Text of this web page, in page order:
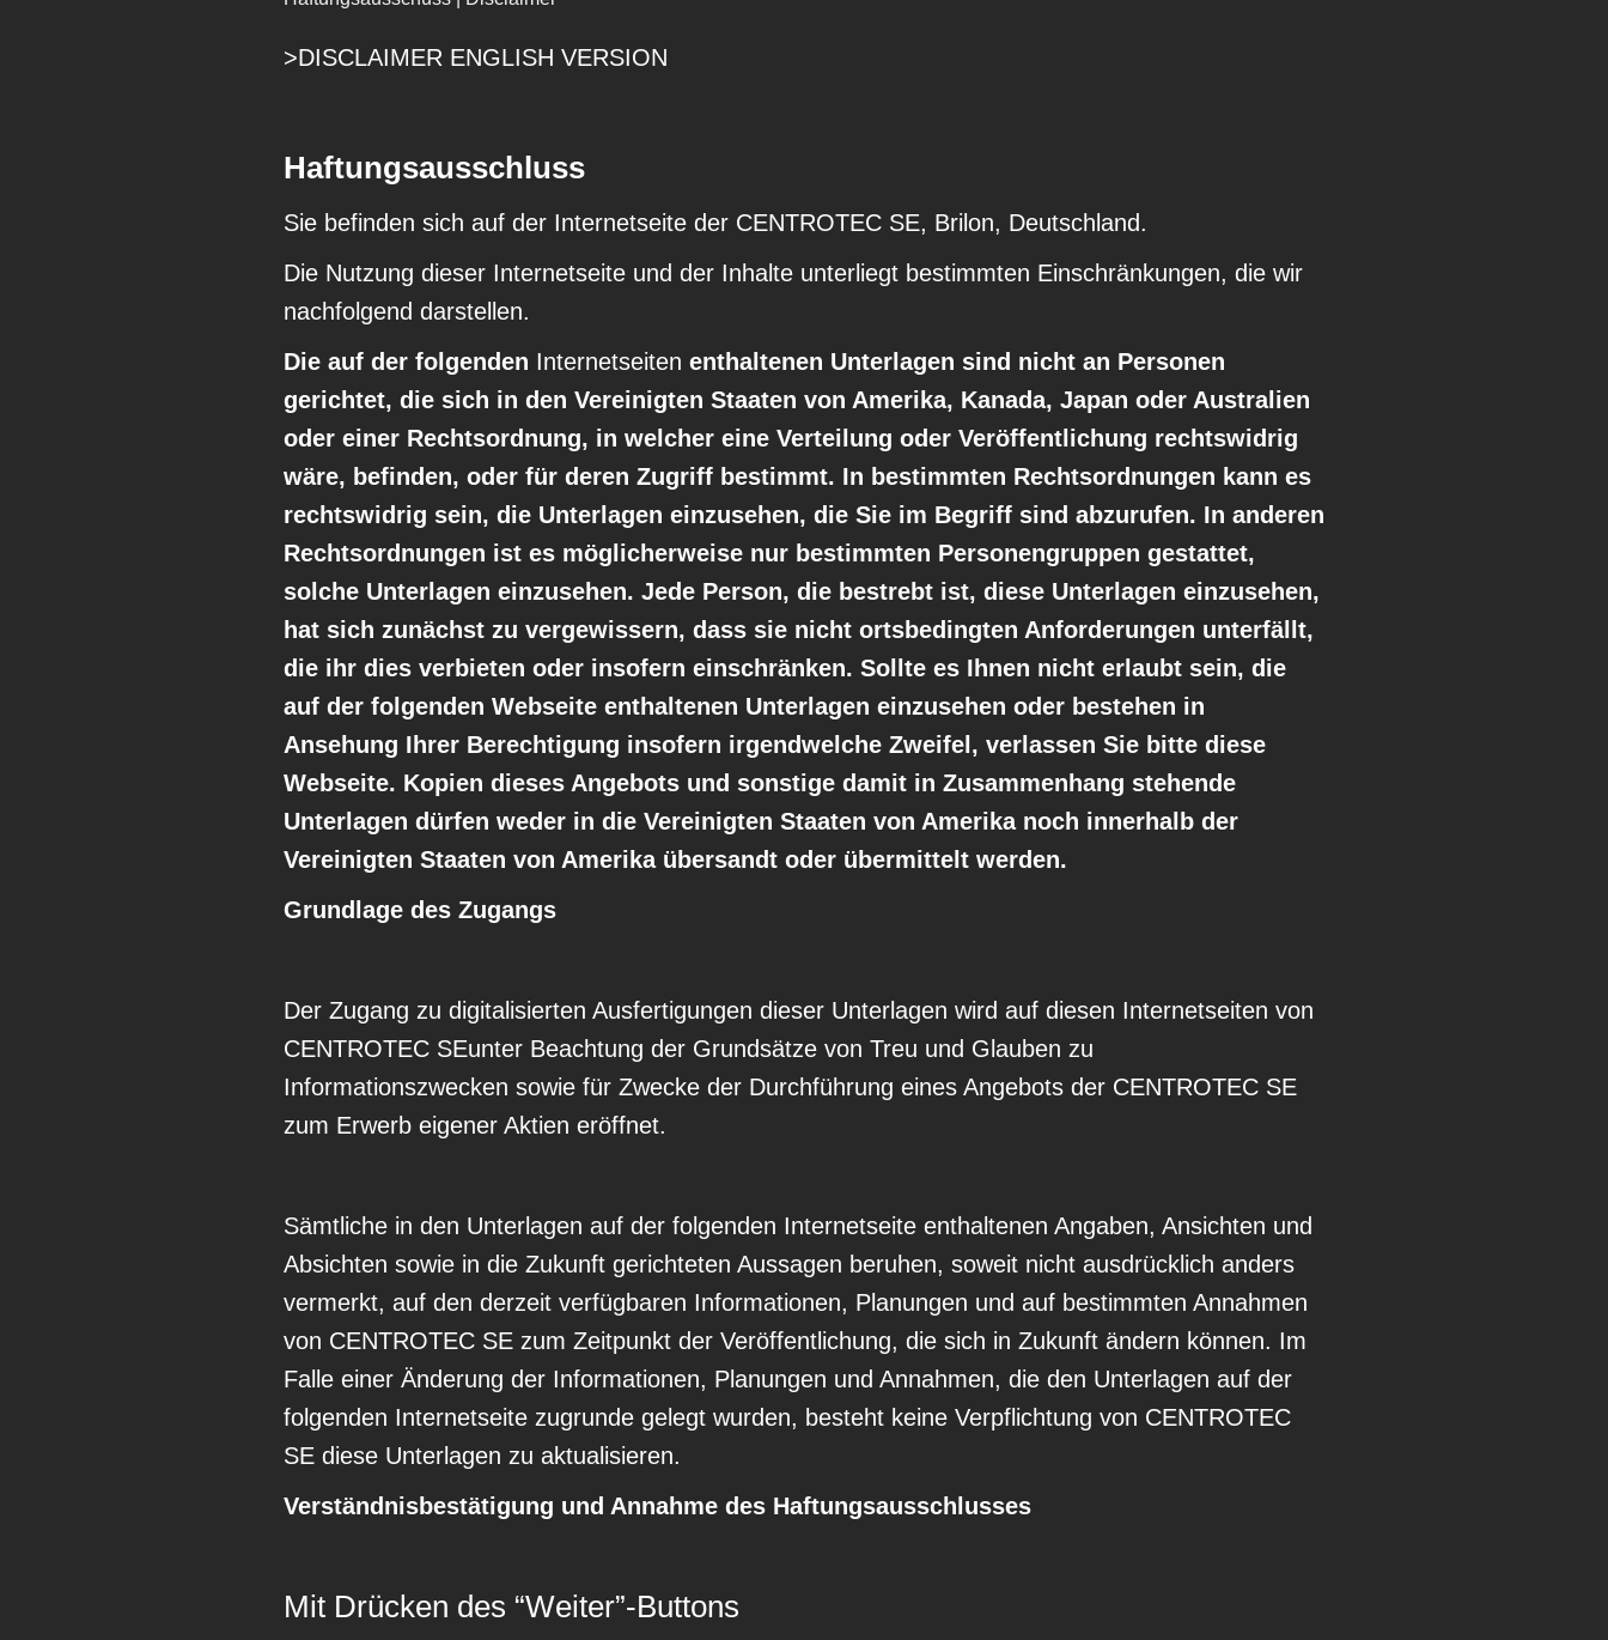
>DISCLAIMER ENGLISH VERSION
Haftungsausschluss
Sie befinden sich auf der Internetseite der CENTROTEC SE, Brilon, Deutschland.
Die Nutzung dieser Internetseite und der Inhalte unterliegt bestimmten Einschränkungen, die wir
nachfolgend darstellen.
Die auf der folgenden Internetseiten enthaltenen Unterlagen sind nicht an Personen
gerichtet, die sich in den Vereinigten Staaten von Amerika, Kanada, Japan oder Australien
oder einer Rechtsordnung, in welcher eine Verteilung oder Veröffentlichung rechtswidrig
wäre, befinden, oder für deren Zugriff bestimmt. In bestimmten Rechtsordnungen kann es
rechtswidrig sein, die Unterlagen einzusehen, die Sie im Begriff sind abzurufen. In anderen
Rechtsordnungen ist es möglicherweise nur bestimmten Personengruppen gestattet,
solche Unterlagen einzusehen. Jede Person, die bestrebt ist, diese Unterlagen einzusehen,
hat sich zunächst zu vergewissern, dass sie nicht ortsbedingten Anforderungen unterfällt,
die ihr dies verbieten oder insofern einschränken. Sollte es Ihnen nicht erlaubt sein, die
auf der folgenden Webseite enthaltenen Unterlagen einzusehen oder bestehen in
Ansehung Ihrer Berechtigung insofern irgendwelche Zweifel, verlassen Sie bitte diese
Webseite. Kopien dieses Angebots und sonstige damit in Zusammenhang stehende
Unterlagen dürfen weder in die Vereinigten Staaten von Amerika noch innerhalb der
Vereinigten Staaten von Amerika übersandt oder übermittelt werden.
Grundlage des Zugangs
Der Zugang zu digitalisierten Ausfertigungen dieser Unterlagen wird auf diesen Internetseiten von
CENTROTEC SEunter Beachtung der Grundsätze von Treu und Glauben zu
Informationszwecken sowie für Zwecke der Durchführung eines Angebots der CENTROTEC SE
zum Erwerb eigener Aktien eröffnet.
Sämtliche in den Unterlagen auf der folgenden Internetseite enthaltenen Angaben, Ansichten und
Absichten sowie in die Zukunft gerichteten Aussagen beruhen, soweit nicht ausdrücklich anders
vermerkt, auf den derzeit verfügbaren Informationen, Planungen und auf bestimmten Annahmen
von CENTROTEC SE zum Zeitpunkt der Veröffentlichung, die sich in Zukunft ändern können. Im
Falle einer Änderung der Informationen, Planungen und Annahmen, die den Unterlagen auf der
folgenden Internetseite zugrunde gelegt wurden, besteht keine Verpflichtung von CENTROTEC
SE diese Unterlagen zu aktualisieren.
Verständnisbestätigung und Annahme des Haftungsausschlusses
Mit Drücken des “Weiter”-Buttons